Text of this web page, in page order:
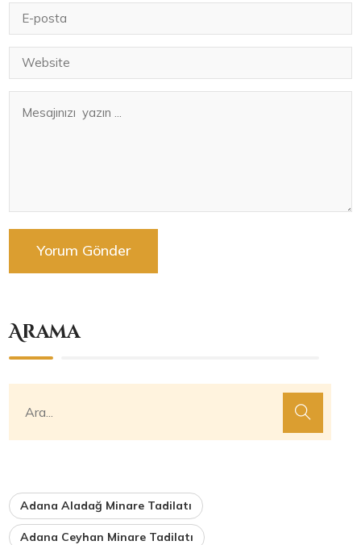
Arama
Adana Aladağ Minare Tadilatı
Adana Ceyhan Minare Tadilatı